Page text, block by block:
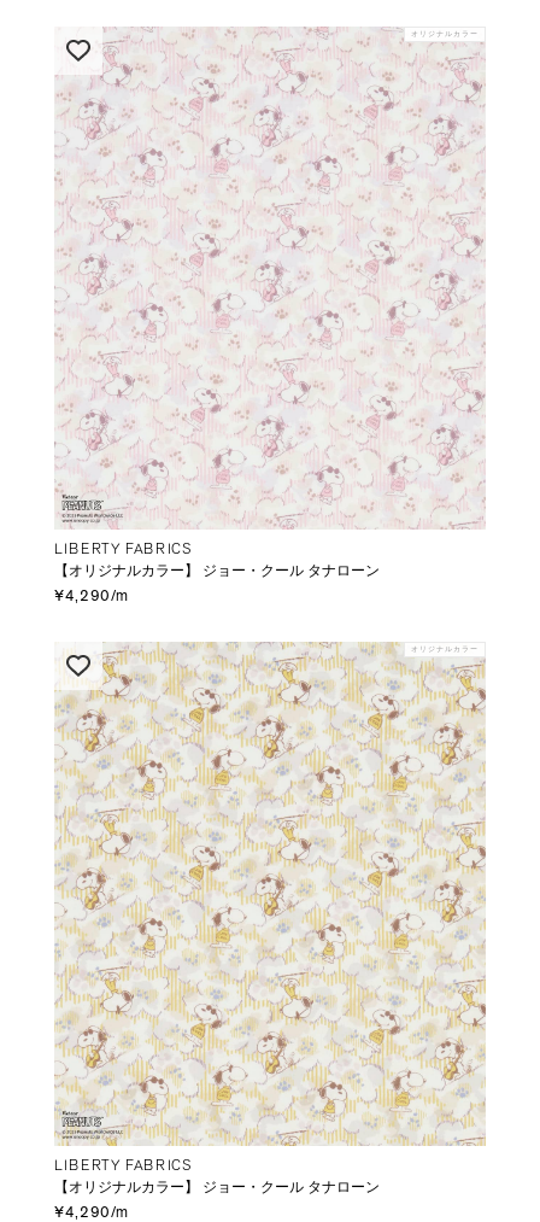
オリジナルカラー
LIBERTY FABRICS
【オリジナルカラー】 ジョー・クール タナローン
¥4,290/m
オリジナルカラー
LIBERTY FABRICS
【オリジナルカラー】 ジョー・クール タナローン
¥4,290/m